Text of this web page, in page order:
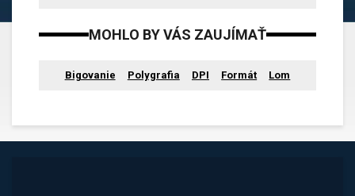
MOHLO BY VÁS ZAUJÍMAŤ
Bigovanie Polygrafia DPI Formát Lom